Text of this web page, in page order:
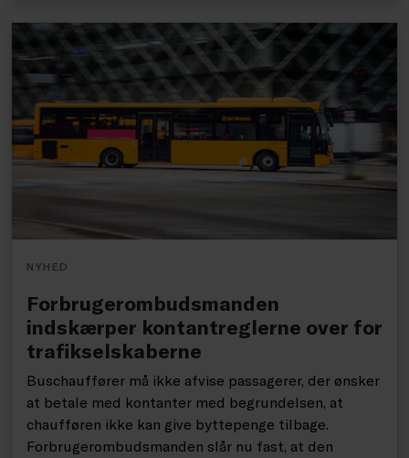
NYHED
Forbrugerombudsmanden
indskærper kontantreglerne over for
trafikselskaberne
Buschauffører må ikke afvise passagerer, der ønsker
at betale med kontanter med begrundelsen, at
chaufføren ikke kan give byttepenge tilbage.
Forbrugerombudsmanden slår nu fast, at den